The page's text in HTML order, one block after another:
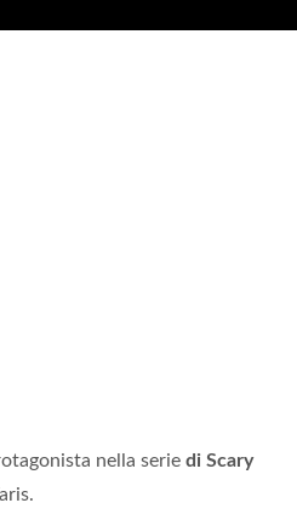
nella serie di Scary